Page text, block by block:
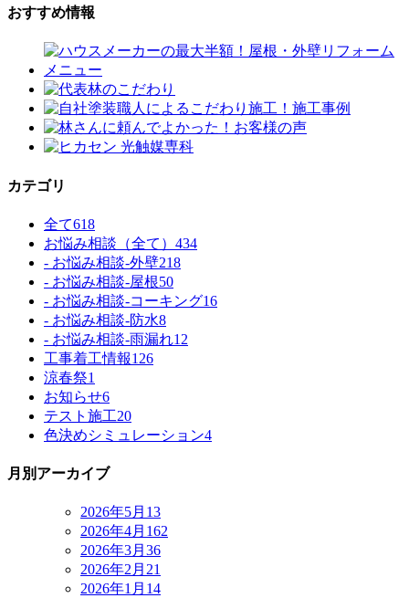
おすすめ情報
カテゴリ
全て618
お悩み相談（全て） 434
- お悩み相談-外壁218
- お悩み相談-屋根50
- お悩み相談-コーキング16
- お悩み相談-防水8
- お悩み相談-雨漏れ12
工事着工情報126
涼春祭1
お知らせ6
テスト施工20
色決めシミュレーション4
月別アーカイブ
2026年5月 13
2026年4月 162
2026年3月 36
2026年2月 21
2026年1月 14